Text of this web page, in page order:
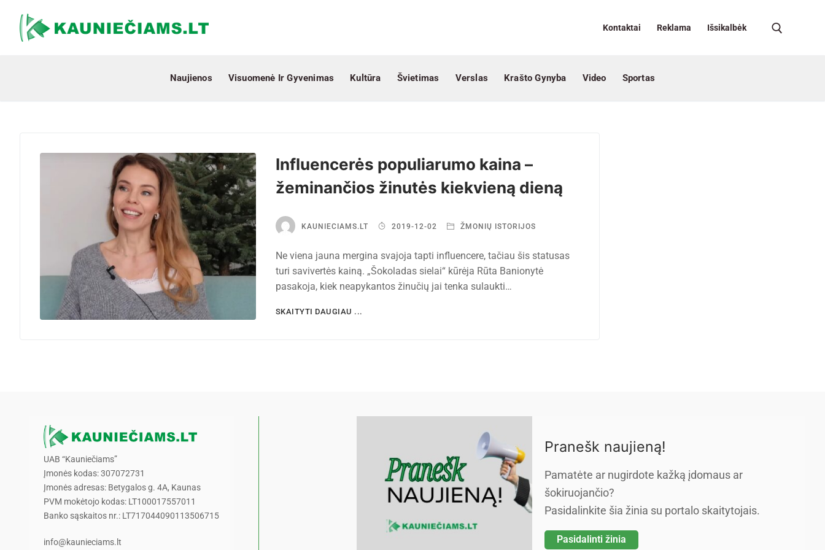
Kontaktai Reklama Išsikalbėk
Naujienos Visuomenė Ir Gyvenimas Kultūra Švietimas Verslas Krašto Gynyba Video Sportas
Influencerės populiarumo kaina –
žeminančios žinutės kiekvieną dieną
KAUNIECIAMS.LT 2019-12-02 ŽMONIŲ ISTORIJOS
Ne viena jauna mergina svajoja tapti influencere, tačiau šis statusas
turi savivertės kainą. „Šokoladas sielai“ kūrėja Rūta Banionytė
pasakoja, kiek neapykantos žinučių jai tenka sulaukti…
SKAITYTI DAUGIAU ...
UAB “Kauniečiams”
Įmonės kodas: 307072731
Įmonės adresas: Betygalos g. 4A, Kaunas
PVM mokėtojo kodas: LT100017557011
Banko sąskaitos nr.: LT717044090113506715
info@kaunieciams.lt
Pranešk naujieną!
Pamatėte ar nugirdote kažką įdomaus ar
šokiruojančio?
Pasidalinkite šia žinia su portalo skaitytojais.
Pasidalinti žinia